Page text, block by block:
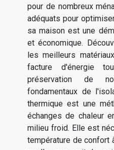
pour de nombreux
adéquats pour
sa maison est une
et économique.
les meilleurs
facture d'énergie
préservation de
fondamentaux de
thermique est une
échanges de chaleur
milieu froid. Elle est
température de confort